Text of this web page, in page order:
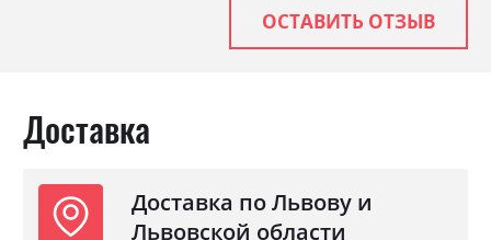
дуб крафт/білий глянець
мінімалізм, модерн
ОСТАВИТЬ ОТЗЫВ
Доставка
Доставка по Львову и
Львовской области